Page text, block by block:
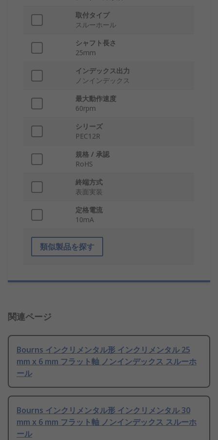
取付タイプ
スルーホール
シャフト長さ
25mm
インデックス出力
ノンインデックス
最大動作速度
60rpm
シリーズ
PEC12R
規格 / 承認
RoHS
終端方式
表面実装
定格電流
10mA
類似製品を探す
関連ページ
Bourns インクリメンタル形 インクリメンタル 25
mm x 6 mm フラット軸 ノンインデックス スルーホ
ール
Bourns インクリメンタル形 インクリメンタル 30
mm x 6 mm フラット軸 ノンインデックス スルーホ
ール